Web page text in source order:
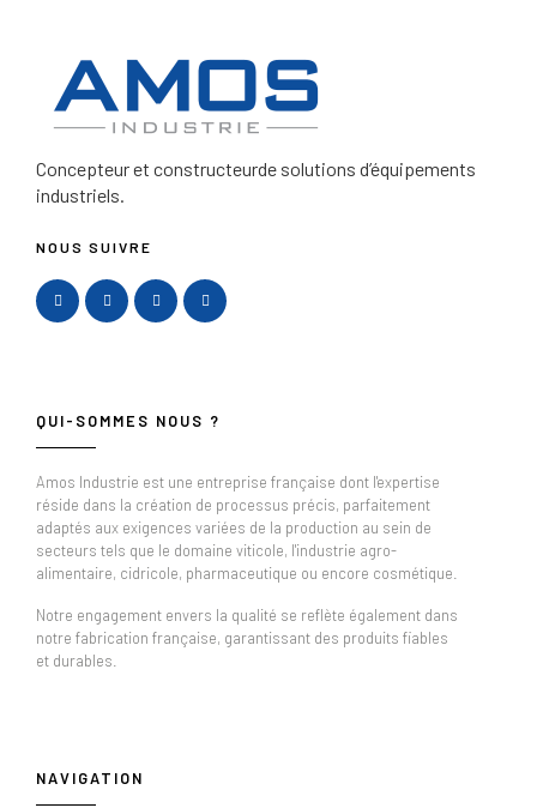
Concepteur et constructeurde solutions d’équipements
industriels.
NOUS SUIVRE
QUI-SOMMES NOUS ?
Amos Industrie est une entreprise française dont l'expertise
réside dans la création de processus précis, parfaitement
adaptés aux exigences variées de la production au sein de
secteurs tels que le domaine viticole, l'industrie agro-
alimentaire, cidricole, pharmaceutique ou encore cosmétique.
Notre engagement envers la qualité se reflète également dans
notre fabrication française, garantissant des produits fiables
et durables.
NAVIGATION